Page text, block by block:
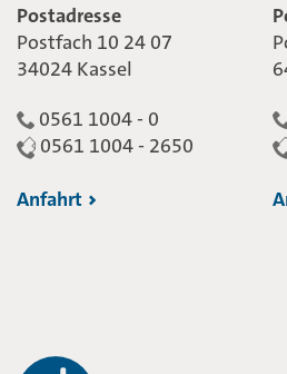
Postadresse
Postfach 10 24 07
34024 Kassel
0561 1004 - 0
0561 1004 - 2650
Anfahrt